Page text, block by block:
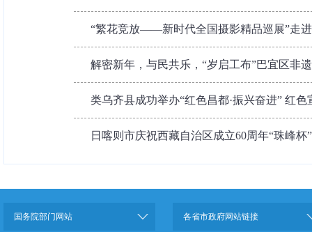
“繁花竞放——新时代全国摄影精品巡展”走
解密新年，与民共乐，“岁启工布”巴宜区非
类乌齐县成功举办“红色昌都·振兴奋进” 红色
日喀则市庆祝西藏自治区成立60周年“珠峰杯
国务院部门网站 各省市政府网站链接